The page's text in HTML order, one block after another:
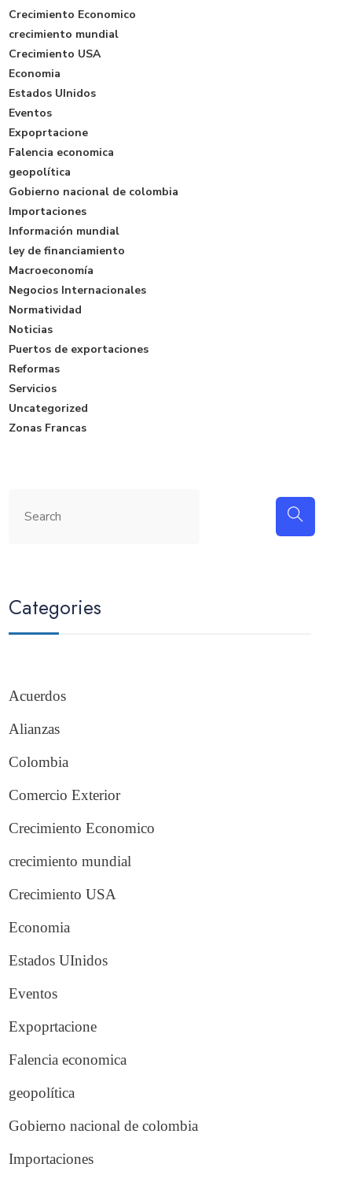
Crecimiento Economico
crecimiento mundial
Crecimiento USA
Economia
Estados UInidos
Eventos
Expoprtacione
Falencia economica
geopolítica
Gobierno nacional de colombia
Importaciones
Información mundial
ley de financiamiento
Macroeconomía
Negocios Internacionales
Normatividad
Noticias
Puertos de exportaciones
Reformas
Servicios
Uncategorized
Zonas Francas
Categories
Acuerdos
Alianzas
Colombia
Comercio Exterior
Crecimiento Economico
crecimiento mundial
Crecimiento USA
Economia
Estados UInidos
Eventos
Expoprtacione
Falencia economica
geopolítica
Gobierno nacional de colombia
Importaciones